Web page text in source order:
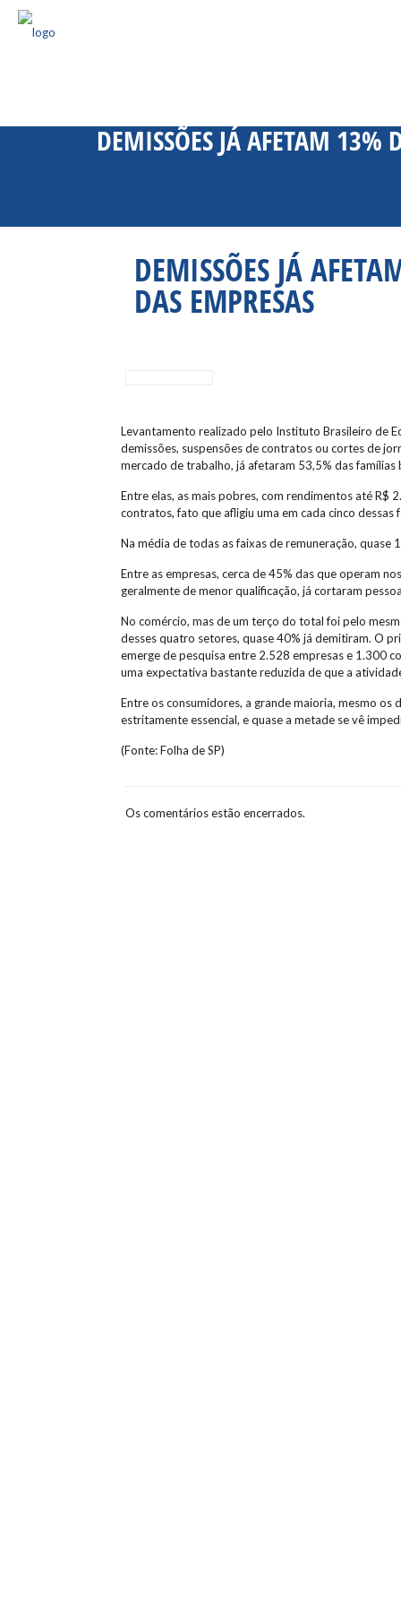
DEMISSÕES JÁ AFETAM 13%
DEMISSÕES JÁ
DAS EMPRESAS
Levantamento realizado pelo Instituto Brasileiro de
demissões, suspensões de contratos ou cortes de
mercado de trabalho, já afetaram 53,5% das famílias
Entre elas, as mais pobres, com rendimentos até
contratos, fato que afligiu uma em cada cinco dessas
Na média de todas as faixas de remuneração,
Entre as empresas, cerca de 45% das que operam
geralmente de menor qualificação, já cortaram
No comércio, mas de um terço do total foi pelo
desses quatro setores, quase 40% já demitiram. O
emerge de pesquisa entre 2.528 empresas e 1.300
uma expectativa bastante reduzida de que a
Entre os consumidores, a grande maioria, mesmo
estritamente essencial, e quase a metade se vê
(Fonte: Folha de SP)
Os comentários estão encerrados.